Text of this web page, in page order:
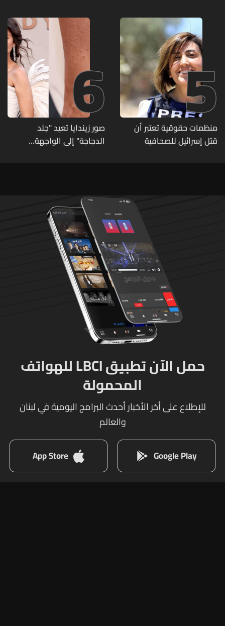
5
منظمات حقوقية تعتبر أن
قتل إسرائيل للصحافية
6
صور زيندايا تعيد "جلد
الدجاجة" إلى الواجهة...
حمل الآن تطبيق LBCI للهواتف
المحمولة
للإطلاع على أخر الأخبار أحدث البرامج اليومية في لبنان
والعالم
Google Play
App Store